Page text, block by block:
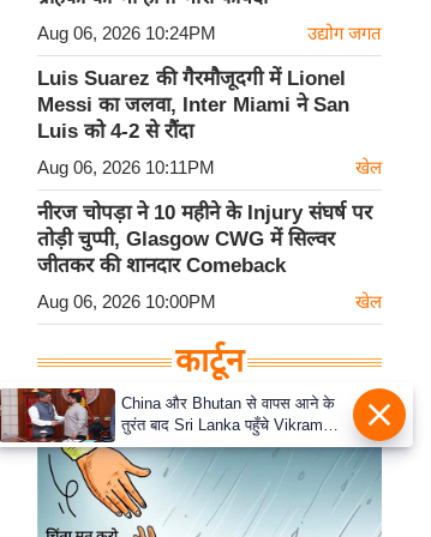
Aug 06, 2026 10:24PM उद्योग जगत
Luis Suarez की गैरमौजूदगी में Lionel
Messi का जलवा, Inter Miami ने San
Luis को 4-2 से रौंदा
Aug 06, 2026 10:11PM खेल
नीरज चोपड़ा ने 10 महीने के Injury संघर्ष पर
तोड़ी चुप्पी, Glasgow CWG में सिल्वर
जीतकर की शानदार Comeback
Aug 06, 2026 10:00PM खेल
कार्टून
China और Bhutan से वापस आने के
तुरंत बाद Sri Lanka पहुँचे Vikram
Misri, भारत के जबरदस्त दाँव से दुनिया
हुई हैरान